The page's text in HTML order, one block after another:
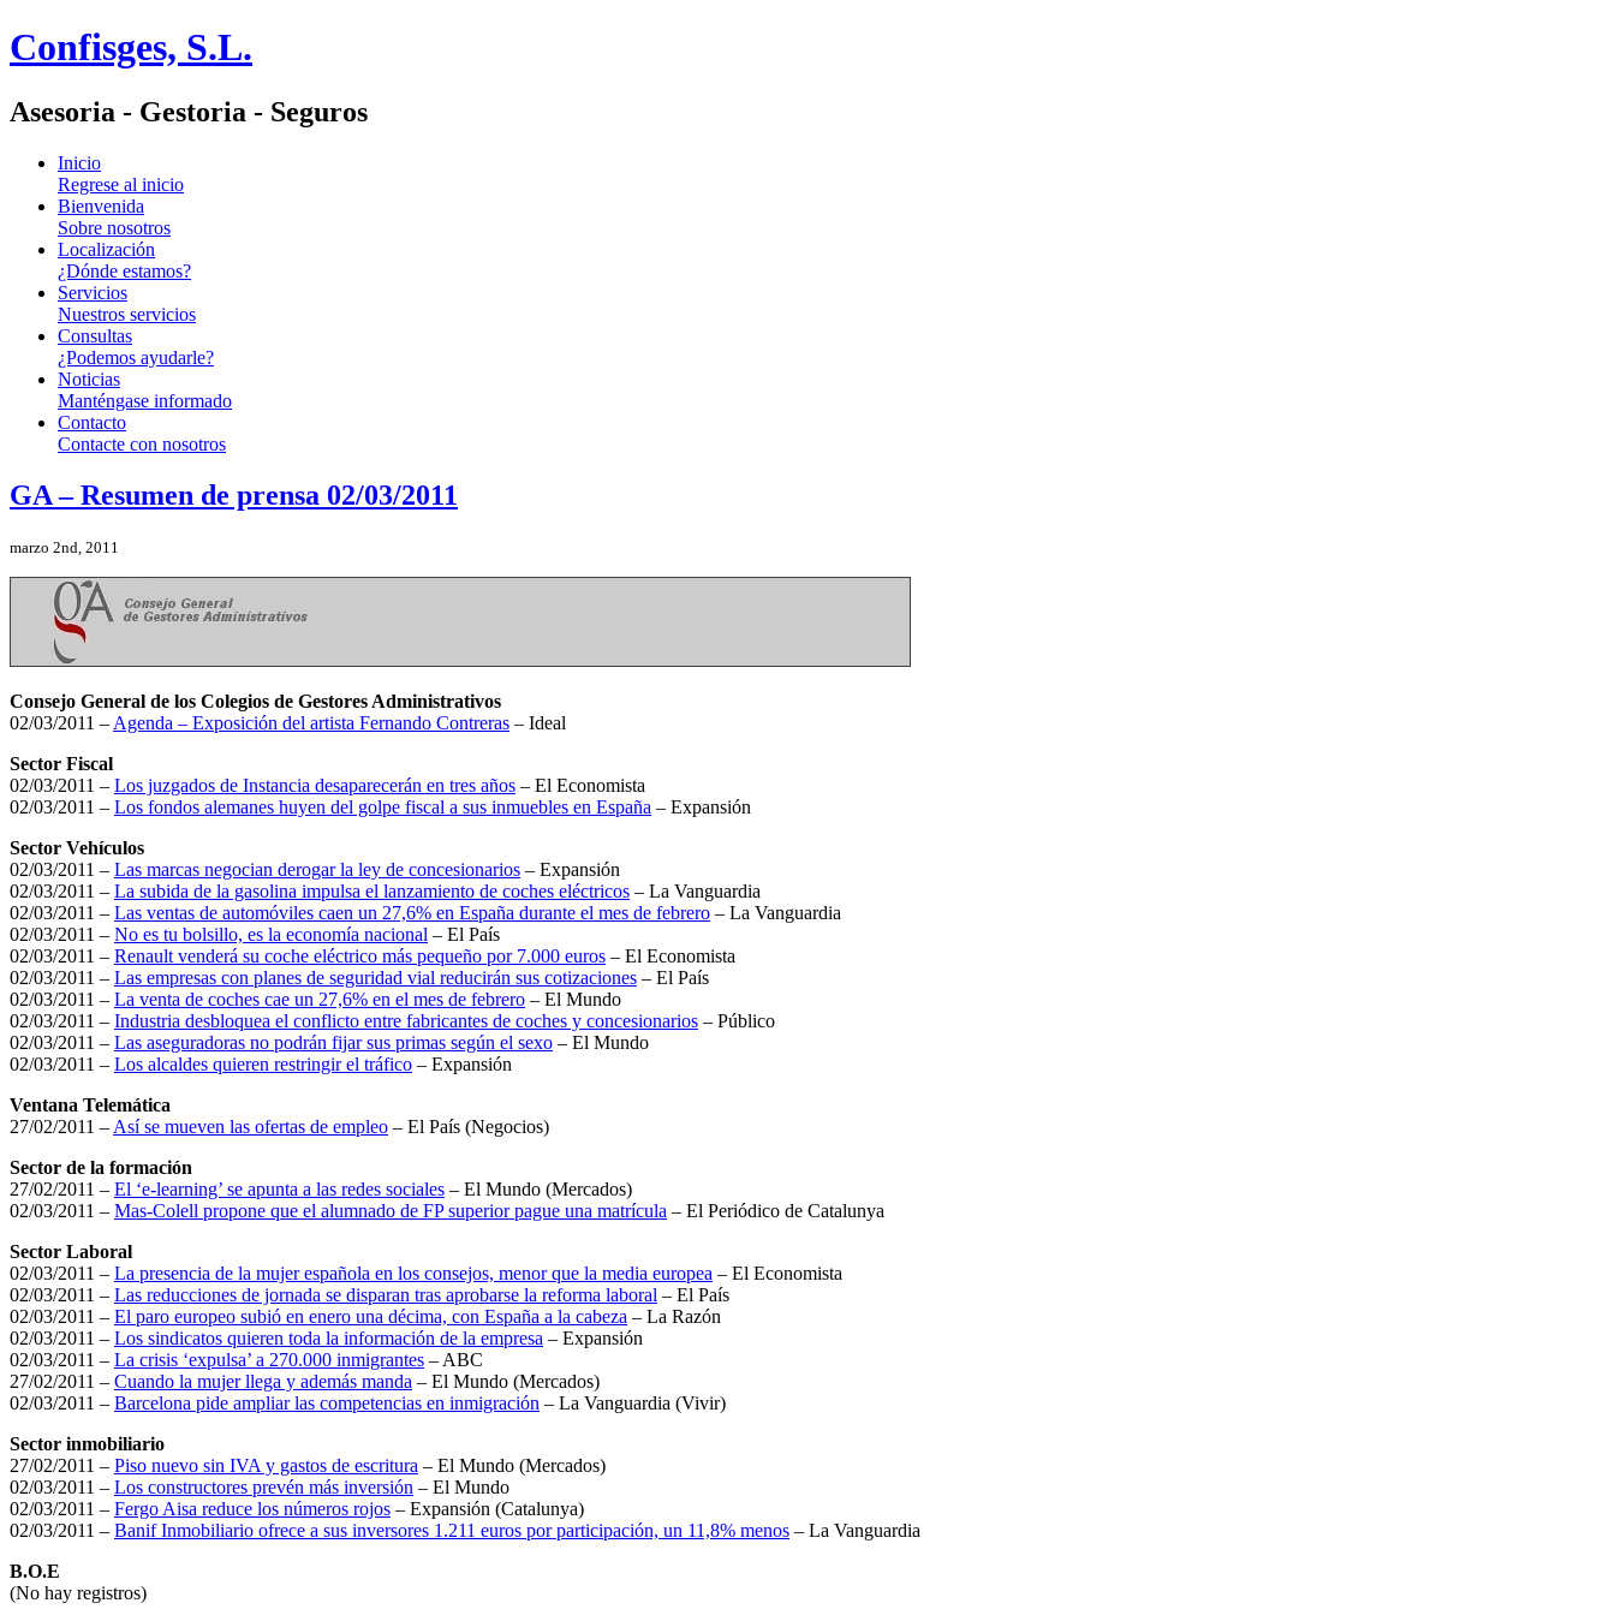
Confisges, S.L.
Asesoria - Gestoria - Seguros
Inicio
Regrese al inicio
Bienvenida
Sobre nosotros
Localización
¿Dónde estamos?
Servicios
Nuestros servicios
Consultas
¿Podemos ayudarle?
Noticias
Manténgase informado
Contacto
Contacte con nosotros
GA – Resumen de prensa 02/03/2011
marzo 2nd, 2011
Consejo General de los Colegios de Gestores Administrativos
02/03/2011 – Agenda – Exposición del artista Fernando Contreras – Ideal
Sector Fiscal
02/03/2011 – Los juzgados de Instancia desaparecerán en tres años – El Economista
02/03/2011 – Los fondos alemanes huyen del golpe fiscal a sus inmuebles en España – Expansión
Sector Vehículos
02/03/2011 – Las marcas negocian derogar la ley de concesionarios – Expansión
02/03/2011 – La subida de la gasolina impulsa el lanzamiento de coches eléctricos – La Vanguardia
02/03/2011 – Las ventas de automóviles caen un 27,6% en España durante el mes de febrero – La Vanguardia
02/03/2011 – No es tu bolsillo, es la economía nacional – El País
02/03/2011 – Renault venderá su coche eléctrico más pequeño por 7.000 euros – El Economista
02/03/2011 – Las empresas con planes de seguridad vial reducirán sus cotizaciones – El País
02/03/2011 – La venta de coches cae un 27,6% en el mes de febrero – El Mundo
02/03/2011 – Industria desbloquea el conflicto entre fabricantes de coches y concesionarios – Público
02/03/2011 – Las aseguradoras no podrán fijar sus primas según el sexo – El Mundo
02/03/2011 – Los alcaldes quieren restringir el tráfico – Expansión
Ventana Telemática
27/02/2011 – Así se mueven las ofertas de empleo – El País (Negocios)
Sector de la formación
27/02/2011 – El ‘e-learning’ se apunta a las redes sociales – El Mundo (Mercados)
02/03/2011 – Mas-Colell propone que el alumnado de FP superior pague una matrícula – El Periódico de Catalunya
Sector Laboral
02/03/2011 – La presencia de la mujer española en los consejos, menor que la media europea – El Economista
02/03/2011 – Las reducciones de jornada se disparan tras aprobarse la reforma laboral – El País
02/03/2011 – El paro europeo subió en enero una décima, con España a la cabeza – La Razón
02/03/2011 – Los sindicatos quieren toda la información de la empresa – Expansión
02/03/2011 – La crisis ‘expulsa’ a 270.000 inmigrantes – ABC
27/02/2011 – Cuando la mujer llega y además manda – El Mundo (Mercados)
02/03/2011 – Barcelona pide ampliar las competencias en inmigración – La Vanguardia (Vivir)
Sector inmobiliario
27/02/2011 – Piso nuevo sin IVA y gastos de escritura – El Mundo (Mercados)
02/03/2011 – Los constructores prevén más inversión – El Mundo
02/03/2011 – Fergo Aisa reduce los números rojos – Expansión (Catalunya)
02/03/2011 – Banif Inmobiliario ofrece a sus inversores 1.211 euros por participación, un 11,8% menos – La Vanguardia
B.O.E
(No hay registros)